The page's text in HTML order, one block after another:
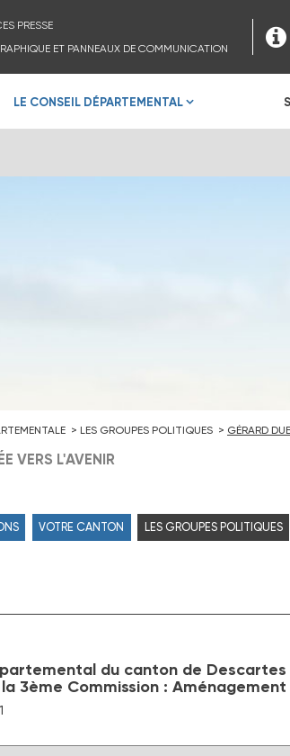
PRESSE
ET PANNEAUX DE COMMUNICATION
LE CONSEIL DÉPARTEMENTAL
LES GROUPES POLITIQUES GÉRARD
VERS L'AVENIR
VOTRE CANTON LES GROUPES POLITIQUES
du canton de Descartes
3ème Commission :